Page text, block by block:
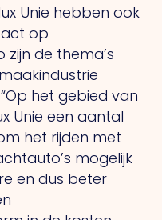
Unie hebben ook
op
zijn de thema’s
“Op het gebied van
Unie een aantal
het rijden met
mogelijk
en dus beter